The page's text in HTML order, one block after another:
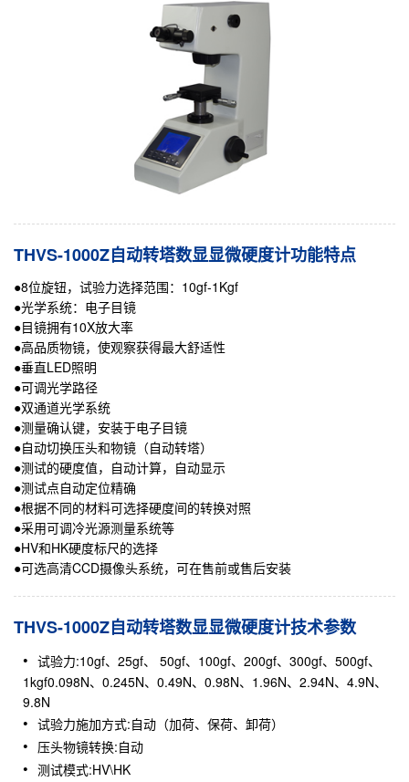
THVS-1000Z自动转塔数显显微硬度计功能特点
●8位旋钮，试验力选择范围：10gf-1Kgf
●光学系统：电子目镜
●目镜拥有10X放大率
●高品质物镜，使观察获得最大舒适性
●垂直LED照明
●可调光学路径
●双通道光学系统
●测量确认键，安装于电子目镜
●自动切换压头和物镜（自动转塔）
●测试的硬度值，自动计算，自动显示
●测试点自动定位精确
●根据不同的材料可选择硬度间的转换对照
●采用可调冷光源测量系统等
●HV和HK硬度标尺的选择
●可选高清CCD摄像头系统，可在售前或售后安装
THVS-1000Z自动转塔数显显微硬度计技术参数
试验力:10gf、25gf、 50gf、100gf、200gf、300gf、500gf、
1kgf0.098N、0.245N、0.49N、0.98N、1.96N、2.94N、4.9N、
9.8N
试验力施加方式:自动（加荷、保荷、卸荷）
压头物镜转换:自动
测试模式:HV\HK